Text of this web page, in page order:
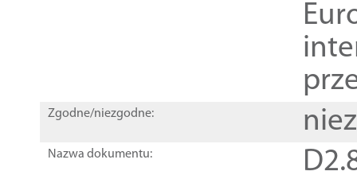
Zgodne/niezgodne:
Nazwa dokumentu: